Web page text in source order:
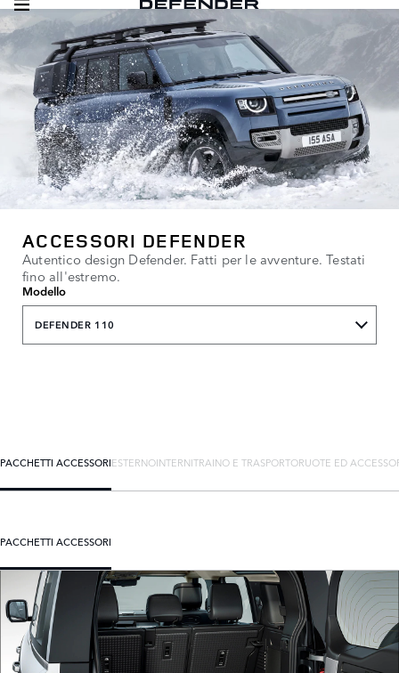
ACCESSORI DEFENDER
Autentico design Defender. Fatti per le avventure. Testati
fino all'estremo.
Modello
DEFENDER 110
PACCHETTI ACCESSORIESTERNOINTERNITRAINO E TRASPORTORUOTE ED
PACCHETTI ACCESSORI